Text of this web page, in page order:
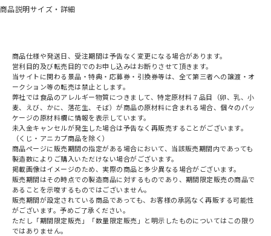
商品説明サイズ・詳細
商品仕様や発送日、受注期間は予告なく変更になる場合があります。
営利目的及び転売目的でのお申し込みはお断りさせて頂きます。
当サイトに関わる景品・特典・応募券・引換券等は、全て第三者への譲渡・オ
ークション等の転売は禁止とします。
弊社では食品のアレルギー物質につきまして、特定原材料７品目（卵、乳、小
麦、えび、かに、落花生、そば）が商品の原材料に含まれる場合、個々のパッ
ケージの原材料欄に情報を表示しています。
未入金キャンセルが発生した場合は予告なく再販売することがございます。
（くじ・アニカプ商品を除く）
商品ページに販売期間の指定がある場合において、当該販売期間内であっても
製造数によりご購入いただけない場合がございます。
掲載画像はイメージのため、実際の商品と多少異なる場合がございます。
販売期間はその時点での製造商品に対するものであり、期間限定販売の商品で
あることを示唆するものではございません。
販売期間が設定されている商品であっても、お客様の承諾なく再販する可能性
がございます。予めご了承ください。
ただし「期間限定販売」「数量限定販売」と明示したものについてはこの限り
ではありません。